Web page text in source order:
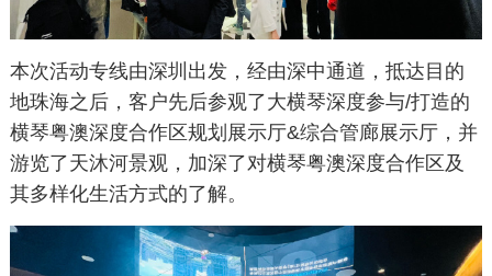
本次活动专线由深圳出发，经由深中通道，抵达目的
地珠海之后，客户先后参观了大横琴深度参与/打造的
横琴粤澳深度合作区规划展示厅&综合管廊展示厅，并
游览了天沐河景观，加深了对横琴粤澳深度合作区及
其多样化生活方式的了解。